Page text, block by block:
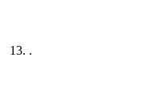
13. .